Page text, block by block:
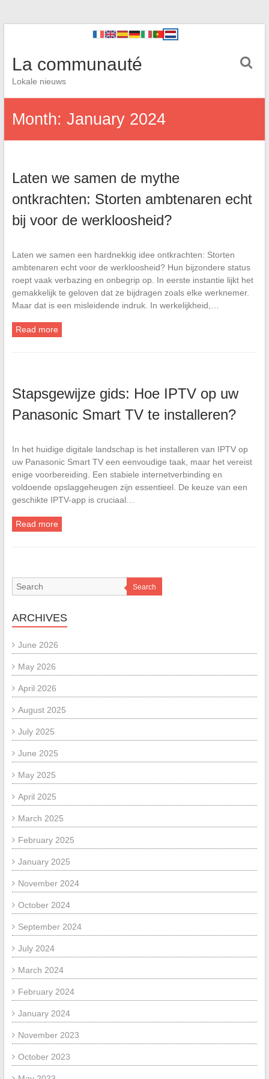
La communauté
Lokale nieuws
Month: January 2024
Laten we samen de mythe
ontkrachten: Storten ambtenaren echt
bij voor de werkloosheid?
Laten we samen een hardnekkig idee ontkrachten: Storten
ambtenaren echt voor de werkloosheid? Hun bijzondere status
roept vaak verbazing en onbegrip op. In eerste instantie lijkt het
gemakkelijk te geloven dat ze bijdragen zoals elke werknemer.
Maar dat is een misleidende indruk. In werkelijkheid,…
Read more
Stapsgewijze gids: Hoe IPTV op uw
Panasonic Smart TV te installeren?
In het huidige digitale landschap is het installeren van IPTV op
uw Panasonic Smart TV een eenvoudige taak, maar het vereist
enige voorbereiding. Een stabiele internetverbinding en
voldoende opslaggeheugen zijn essentieel. De keuze van een
geschikte IPTV-app is cruciaal…
Read more
Search
ARCHIVES
June 2026
May 2026
April 2026
August 2025
July 2025
June 2025
May 2025
April 2025
March 2025
February 2025
January 2025
November 2024
October 2024
September 2024
July 2024
March 2024
February 2024
January 2024
November 2023
October 2023